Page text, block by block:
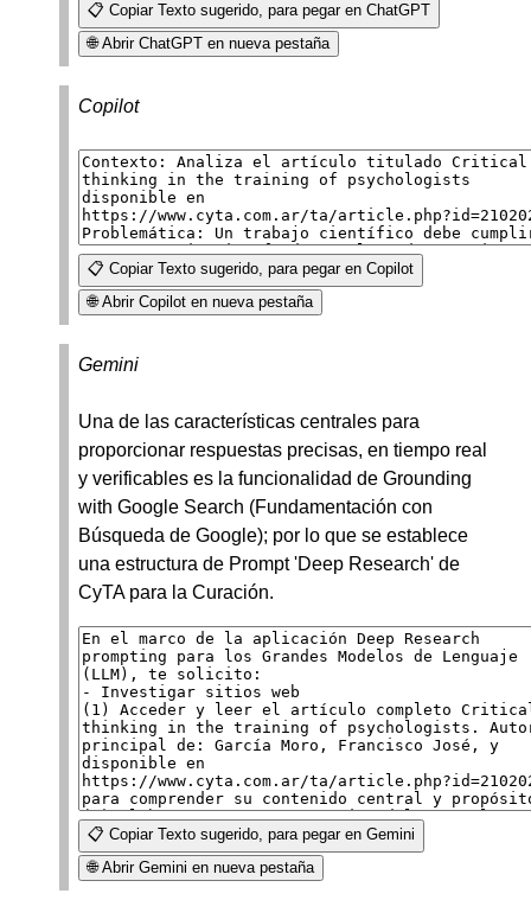
📋 Copiar Texto sugerido, para pegar en ChatGPT
🌐 Abrir ChatGPT en nueva pestaña
Copilot
📋 Copiar Texto sugerido, para pegar en Copilot
🌐 Abrir Copilot en nueva pestaña
Gemini
Una de las características centrales para
proporcionar respuestas precisas, en tiempo real
y verificables es la funcionalidad de Grounding
with Google Search (Fundamentación con
Búsqueda de Google); por lo que se establece
una estructura de Prompt 'Deep Research' de
CyTA para la Curación.
📋 Copiar Texto sugerido, para pegar en Gemini
🌐 Abrir Gemini en nueva pestaña